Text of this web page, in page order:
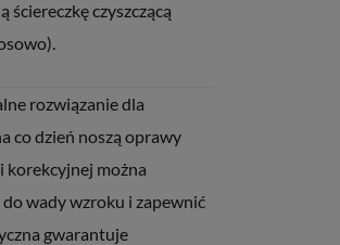
czyszczącą
rozwiązanie dla
co dzień noszą oprawy
korekcyjnej można
wady wzroku i zapewnić
gwarantuje